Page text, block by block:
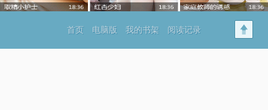
首页 电脑版 我的书架 阅读记录